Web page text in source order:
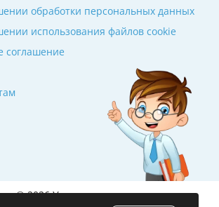
обработки персональных данных
использования файлов cookie
соглашение
© 2026 Училкин.ru